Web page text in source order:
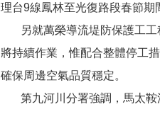
理台9線鳳林至光復路段春節期
另就萬榮導流堤防保護工工
將持續作業，惟配合整體停工
確保周邊空氣品質穩定。
第九河川分署強調，馬太鞍